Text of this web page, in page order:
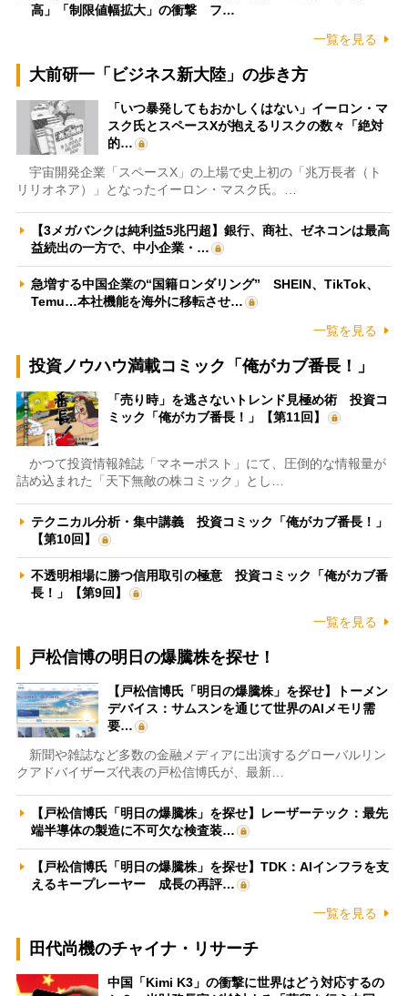
高」「制限値幅拡大」の衝撃 フ…
一覧を見る
大前研一「ビジネス新大陸」の歩き方
「いつ暴発してもおかしくはない」イーロン・マ
スク氏とスペースXが抱えるリスクの数々「絶対
的…
宇宙開発企業「スペースX」の上場で史上初の「兆万長者（ト
リリオネア）」となったイーロン・マスク氏。…
【3メガバンクは純利益5兆円超】銀行、商社、ゼネコンは最高
益続出の一方で、中小企業・…
急増する中国企業の“国籍ロンダリング” SHEIN、TikTok、
Temu…本社機能を海外に移転させ…
一覧を見る
投資ノウハウ満載コミック「俺がカブ番長！」
「売り時」を逃さないトレンド見極め術 投資コ
ミック「俺がカブ番長！」【第11回】
かつて投資情報雑誌「マネーポスト」にて、圧倒的な情報量が
詰め込まれた「天下無敵の株コミック」とし…
テクニカル分析・集中講義 投資コミック「俺がカブ番長！」
【第10回】
不透明相場に勝つ信用取引の極意 投資コミック「俺がカブ番
長！」【第9回】
一覧を見る
戸松信博の明日の爆騰株を探せ！
【戸松信博氏「明日の爆騰株」を探せ】トーメン
デバイス：サムスンを通じて世界のAIメモリ需
要…
新聞や雑誌など多数の金融メディアに出演するグローバルリン
クアドバイザーズ代表の戸松信博氏が、最新…
【戸松信博氏「明日の爆騰株」を探せ】レーザーテック：最先
端半導体の製造に不可欠な検査装…
【戸松信博氏「明日の爆騰株」を探せ】TDK：AIインフラを支
えるキープレーヤー 成長の再評…
一覧を見る
田代尚機のチャイナ・リサーチ
中国「Kimi K3」の衝撃に世界はどう対応するの